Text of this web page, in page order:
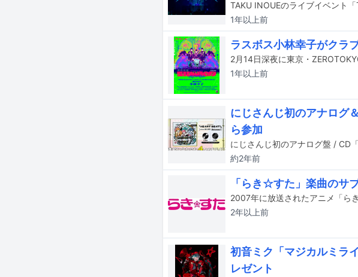
1年以上前
ラスボス小林幸子がクラ
2月14日深夜に東京・
1年以上前
にじさんじ初のアナログ
ら参加
約2年前
「らき☆すた」楽曲のサ
2007年に放送されたアニメ「ら
2年以上前
初音ミク「マジカルミラ
レゼント